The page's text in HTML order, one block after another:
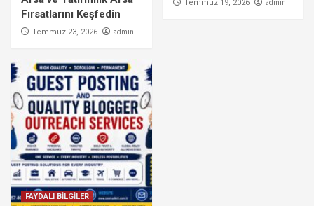
Fırsatlarını Keşfedin
Temmuz 23, 2026 admin
Temmuz 19, 2026
FAYDALI BİLGİLER